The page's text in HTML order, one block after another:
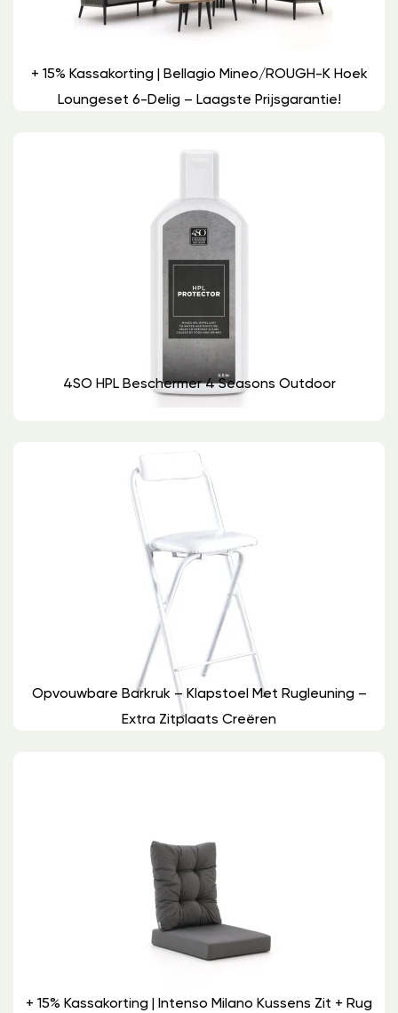
+ 15% Kassakorting | Bellagio Mineo/ROUGH-K Hoek
Loungeset 6-Delig – Laagste Prijsgarantie!
4SO HPL Beschermer 4 Seasons Outdoor
Opvouwbare Barkruk – Klapstoel Met Rugleuning –
Extra Zitplaats Creëren
+ 15% Kassakorting | Intenso Milano Kussens Zit + Rug